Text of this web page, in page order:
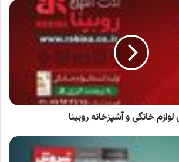
خانگی و آشپزخانه روبینا